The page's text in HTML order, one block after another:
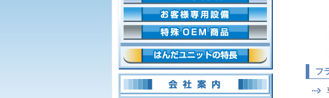
フ
はんだユニット